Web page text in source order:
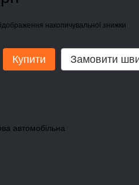
накопичувальної знижки
Купити Замовити
автомобільна